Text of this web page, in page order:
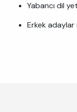
Yabancı dil
Erkek adaylar